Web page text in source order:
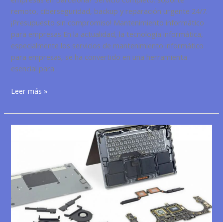
remoto, ciberseguridad, backup y reparación urgente 24/7.
¡Presupuesto sin compromiso! Mantenimiento informático
para empresas En la actualidad, la tecnología informática,
especialmente los servicios de mantenimiento informático
para empresas, se ha convertido en una herramienta
esencial para
Mantenimiento
para
empresas
Leer más »